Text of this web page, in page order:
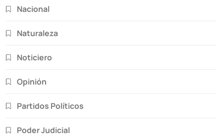
Nacional
Naturaleza
Noticiero
Opinión
Partidos Políticos
Poder Judicial